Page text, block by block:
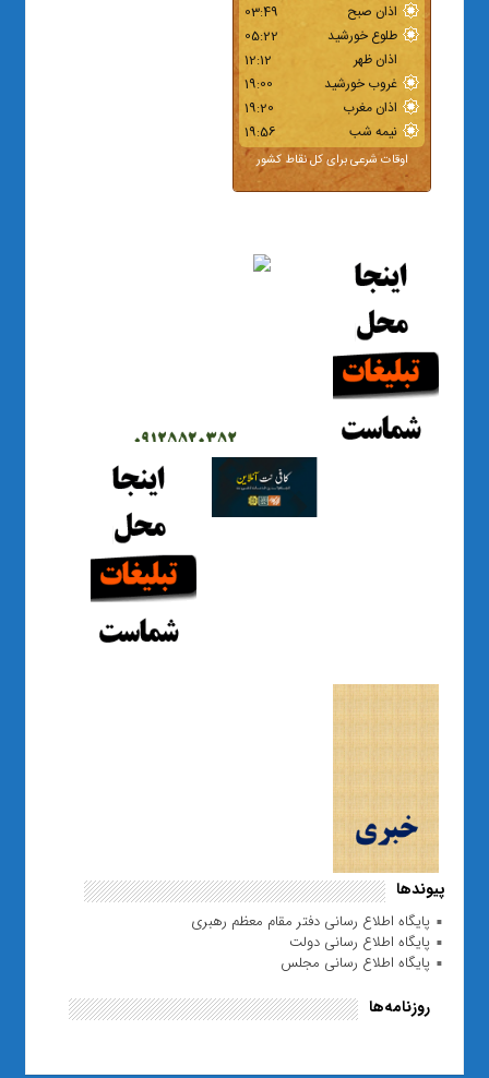
پیوندها
پایگاه اطلاع رسانی دفتر مقام معظم رهبری
پایگاه اطلاع رسانی دولت
پایگاه اطلاع رسانی مجلس
روزنامه‌ها